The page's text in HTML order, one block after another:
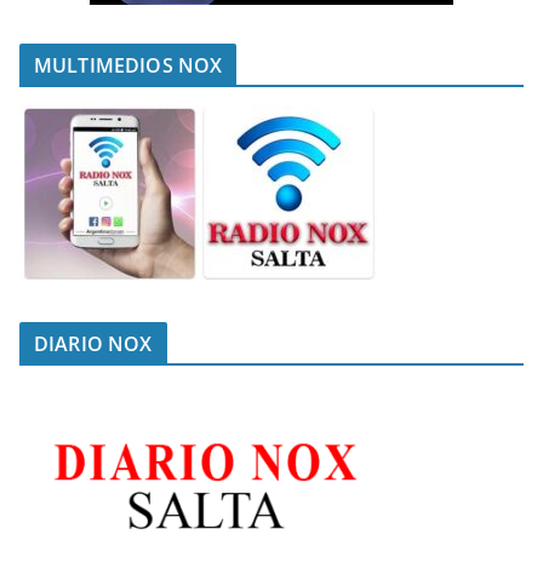
MULTIMEDIOS NOX
DIARIO NOX